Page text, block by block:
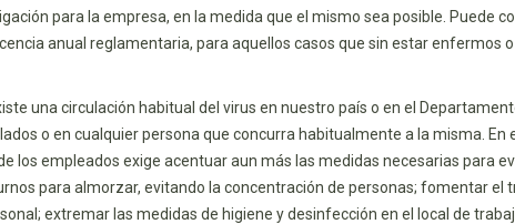
para la empresa, en la medida que el mismo sea posible. Puede
anual reglamentaria, para aquellos casos que sin estar enfermos
una circulación habitual del virus en nuestro país o en el
o en cualquier persona que concurra habitualmente a la misma.
los empleados exige acentuar aun más las medidas necesarias para
para almorzar, evitando la concentración de personas; fomentar el
extremar las medidas de higiene y desinfección en el local de